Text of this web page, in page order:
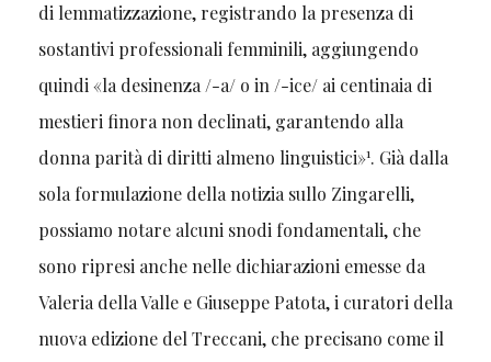
di lemmatizzazione, registrando la presenza di
sostantivi professionali femminili, aggiungendo
quindi «la desinenza /-a/ o in /-ice/ ai centinaia di
mestieri finora non declinati, garantendo alla
donna parità di diritti almeno linguistici»1. Già dalla
sola formulazione della notizia sullo Zingarelli,
possiamo notare alcuni snodi fondamentali, che
sono ripresi anche nelle dichiarazioni emesse da
Valeria della Valle e Giuseppe Patota, i curatori della
nuova edizione del Treccani, che precisano come il